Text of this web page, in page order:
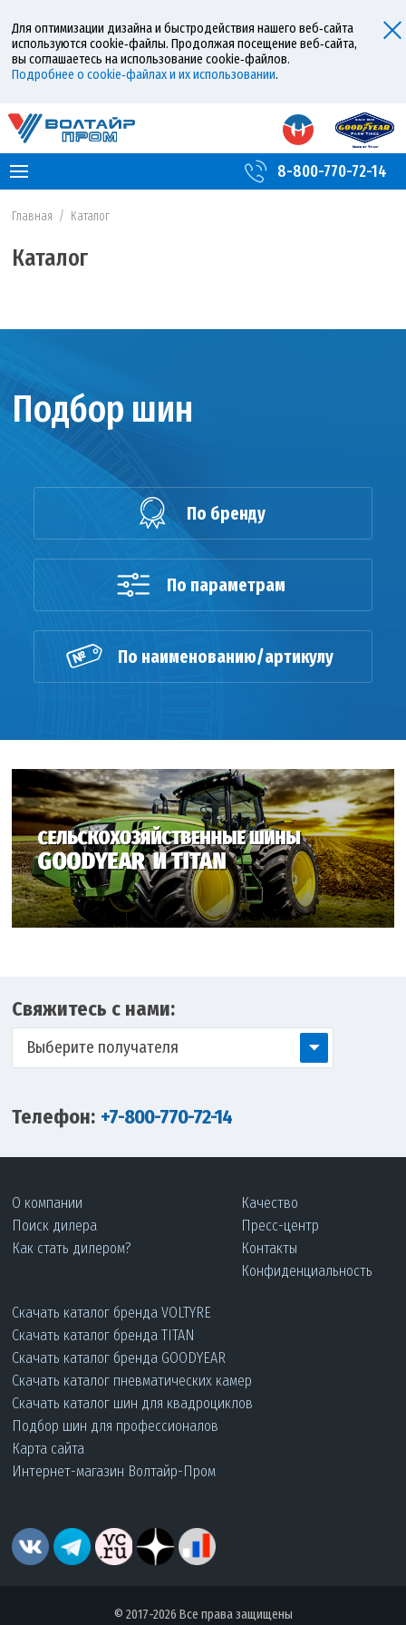
Для оптимизации дизайна и быстродействия нашего веб‑сайта
используются cookie‑файлы. Продолжая посещение веб‑сайта,
вы соглашаетесь на использование cookie‑файлов.
Подробнее о cookie‑файлах и их использовании.
8-800-770-72-14
Главная / Каталог
Каталог
Подбор шин
По бренду
По параметрам
По наименованию/артикулу
Свяжитесь с нами:
Выберите получателя
Телефон: +7-800-770-72-14
О компании
Поиск дилера
Как стать дилером?
Качество
Пресс-центр
Контакты
Конфиденциальность
Скачать каталог бренда VOLTYRE
Скачать каталог бренда TITAN
Скачать каталог бренда GOODYEAR
Скачать каталог пневматических камер
Скачать каталог шин для квадроциклов
Подбор шин для профессионалов
Карта сайта
Интернет-магазин Волтайр-Пром
© 2017-2026 Все права защищены